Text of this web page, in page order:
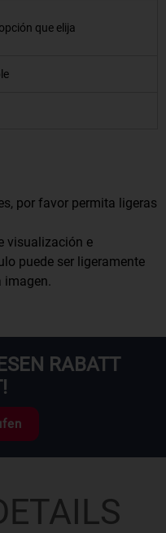
que elija
por favor permita ligeras
visualización e
puede ser ligeramente
imagen.
RABATT